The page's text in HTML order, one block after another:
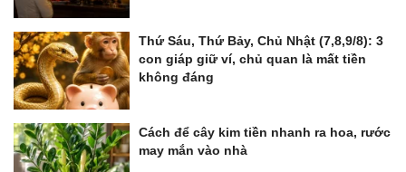
Thứ Sáu, Thứ Bảy, Chủ Nhật (7,8,9/8): 3
con giáp giữ ví, chủ quan là mất tiền
không đáng
Cách để cây kim tiền nhanh ra hoa, rước
may mắn vào nhà